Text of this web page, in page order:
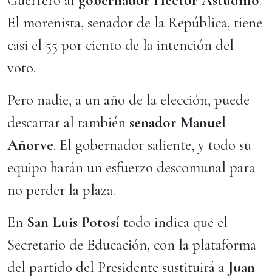
El morenista, senador de la República, tiene
casi el 55 por ciento de la intención del
voto.
Pero nadie, a un año de la elección, puede
descartar al también senador Manuel
Añorve. El gobernador saliente, y todo su
equipo harán un esfuerzo descomunal para
no perder la plaza.
En San Luis Potosí todo indica que el
Secretario de Educación, con la plataforma
del partido del Presidente sustituirá a Juan